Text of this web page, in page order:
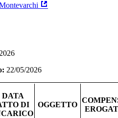
22/05/2026
DATA
DI
OGGETTO